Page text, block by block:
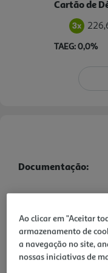
Cartão de
TAEG: 0,0%
Documentação:
Informações de
O frigorífico americano
Frost 527L é uma
Ao clicar em "Aceitar
armazenamento de
a navegação no site,
nossas iniciativas de